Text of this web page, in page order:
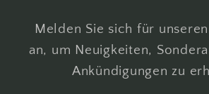
Melden Sie sich für
an, um Neuigkeiten,
Ankündigungen zu